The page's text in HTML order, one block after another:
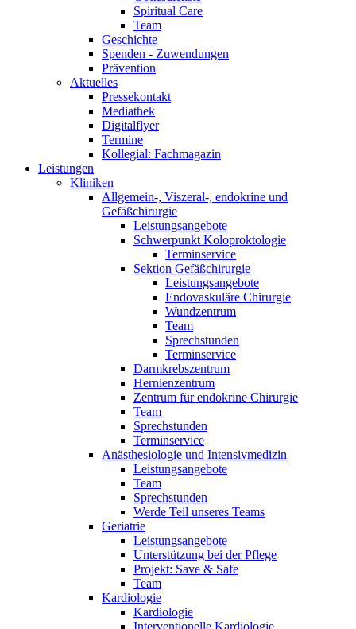
Spiritual Care
Team
Geschichte
Spenden - Zuwendungen
Prävention
Aktuelles
Pressekontakt
Mediathek
Digitalflyer
Termine
Kollegial: Fachmagazin
Leistungen
Kliniken
Allgemein-, Viszeral-, endokrine und
Gefäßchirurgie
Leistungsangebote
Schwerpunkt Koloproktologie
Terminservice
Sektion Gefäßchirurgie
Leistungsangebote
Endovaskuläre Chirurgie
Wundzentrum
Team
Sprechstunden
Terminservice
Darmkrebszentrum
Hernienzentrum
Zentrum für endokrine Chirurgie
Team
Sprechstunden
Terminservice
Anästhesiologie und Intensivmedizin
Leistungsangebote
Team
Sprechstunden
Werde Teil unseres Teams
Geriatrie
Leistungsangebote
Unterstützung bei der Pflege
Projekt: Save & Safe
Team
Kardiologie
Kardiologie
Interventionelle Kardiologie